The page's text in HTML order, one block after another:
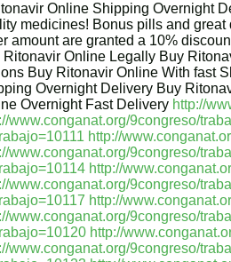
Online Shipping Overnight
medicines! Bonus pills and
amount are granted a 10%
Ritonavir Online Legally Buy
Buy Ritonavir Online With fast
Overnight Delivery Buy
Overnight Fast Delivery http://
www.conganat.org/9congreso/
http://
www.conganat.org/9congreso/
http://
www.conganat.org/9congreso/
http://
www.conganat.org/9congreso/
http://
www.conganat.org/9congreso/